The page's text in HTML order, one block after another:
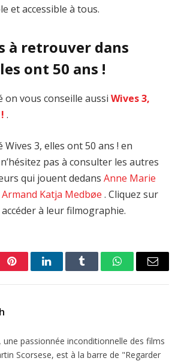
et accessible à tous.
à retrouver dans
ont 50 ans !
on vous conseille aussi Wives 3,
.
Wives 3, elles ont 50 ans ! en
pas à consulter les autres
qui jouent dedans Anne Marie
Katja Medbøe . Cliquez sur
à leur filmographie.
PinterestLinkedInTumblr WhatsAppEmail
une passionnée inconditionnelle des films
Scorsese, est à la barre de "Regarder